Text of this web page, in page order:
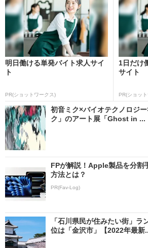
明日働ける単発バイト求人サイ
ト
PR(ショットワークス)
1日だけ
サイト
PR(ショッ
初音ミク×バイオテクノロジ
ク」のアート展「Ghost in ...
FPが解説！Apple製品を分割
方法とは？
PR(Fav-Log)
「石川県民が住みたい街」
位は「金沢市」【2022年最新